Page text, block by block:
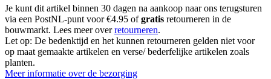
Je kunt dit artikel binnen 30 dagen na aankoop naar ons terugsturen
via een PostNL-punt voor €4.95 ofgratis retourneren in de
bouwmarkt. Lees meer overretourneren.
Let op: De bedenktijd en het kunnen retourneren gelden niet voor
op maat gemaakte artikelen en verse/ bederfelijke artikelen zoals
planten.
Meer informatie over de bezorging